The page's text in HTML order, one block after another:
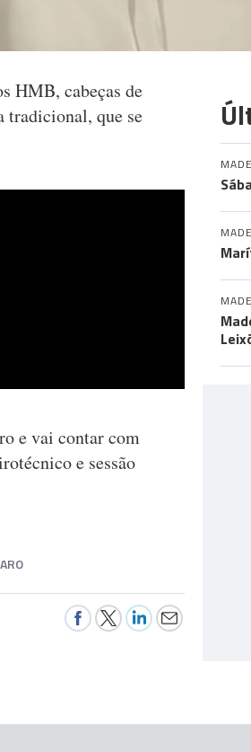
HMB, cabeças de
tradicional, que se
e vai contar com
e sessão